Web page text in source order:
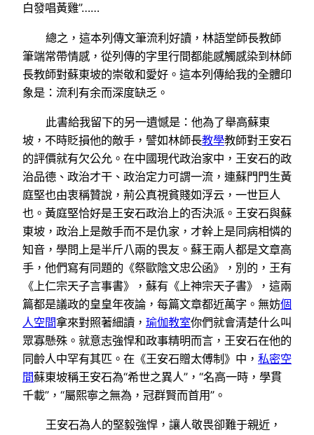
白發唱黃雞”……
總之，這本列傳文筆流利好讀，林語堂師長教師
筆端常帶情感，從列傳的字里行間都能感觸感染到林師
長教師對蘇東坡的崇敬和愛好。這本列傳給我的全體印
象是：流利有余而深度缺乏。
此書給我留下的另一遺憾是：他為了舉高蘇東
坡，不時貶損他的敵手，譬如林師長教學教師對王安石
的評價就有欠公允。在中國現代政治家中，王安石的政
治品德、政治才干、政治定力可謂一流，連蘇門門生黃
庭堅也由衷稱贊說，荊公真視貧賤如浮云，一世巨人
也。黃庭堅恰好是王安石政治上的否決派。王安石與蘇
東坡，政治上是敵手而不是仇家，才幹上是同病相憐的
知音，學問上是半斤八兩的畏友。蘇王兩人都是文章高
手，他們寫有同題的《祭歐陰文忠公函》，別的，王有
《上仁宗天子言事書》，蘇有《上神宗天子書》，這兩
篇都是議政的皇皇年夜論，每篇文章都近萬字。無妨個
人空間拿來對照著細讀， 瑜伽教室你們就會清楚什么叫
眾寡懸殊。就意志強悍和政事精明而言，王安石在他的
同齡人中罕有其匹。在《王安石贈太傅制》中， 私密空
間蘇東坡稱王安石為“希世之異人”，“名高一時，學貫
千載”，“屬熙寧之無為，冠群賢而首用”。
王安石為人的堅毅強悍，讓人敬畏卻難于親近，